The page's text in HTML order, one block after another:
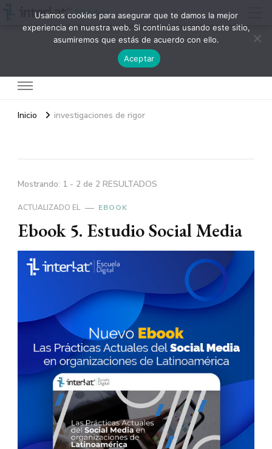
Inicio investigaciones de rigor
Mostrando: 1 - 2 de 2 RESULTADOS
ACTUALIZADO EL EBOOK
Ebook 5. Estudio Social Media
Usamos cookies para asegurar que te damos la mejor
experiencia en nuestra web. Si continúas usando este sitio,
asumiremos que estás de acuerdo con ello.
Aceptar